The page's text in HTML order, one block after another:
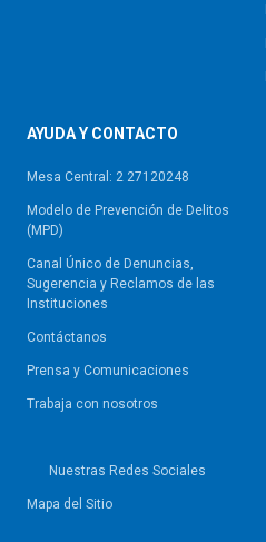
AYUDA Y CONTACTO
Mesa Central: 2 27120248
Modelo de Prevención de Delitos
(MPD)
Canal Único de Denuncias,
Sugerencia y Reclamos de las
Instituciones
Contáctanos
Prensa y Comunicaciones
Trabaja con nosotros
Nuestras Redes Sociales
Mapa del Sitio